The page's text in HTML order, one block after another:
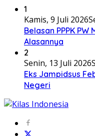
1
Kamis, 9 Juli 2026
Belasan PPPK
Alasannya
2
Senin, 13 Juli 2026
Eks Jampidsus
Negeri